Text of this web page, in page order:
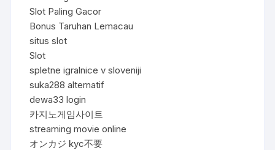
Slot Paling Gacor
Bonus Taruhan Lemacau
situs slot
Slot
spletne igralnice v sloveniji
suka288 alternatif
dewa33 login
카지노게임사이트
streaming movie online
オンカジ kyc不要